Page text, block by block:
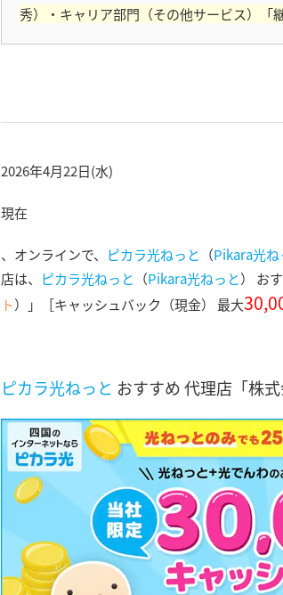
秀）・キャリア部門（その他サービス）「
2026年4月22日(水)
現在
、オンラインで、 ピカラ光ねっと （Pikara光ね
店は、 ピカラ光ねっと （Pikara光ねっと） お
ト）」［キャッシュバック（現金） 最大
ピカラ光ねっと おすすめ 代理店「株